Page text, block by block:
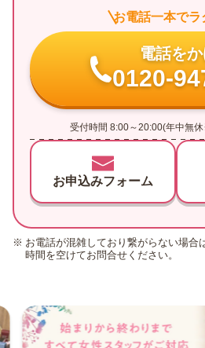
お電話一本でラ
電話を
0120-
受付時間 8:00～20:00(年中無
お申込みフォーム
お電話が混雑しており繋がらない場合
時間を空けてお問合せください。